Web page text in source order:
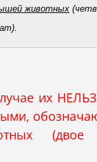
животных
их
(двое